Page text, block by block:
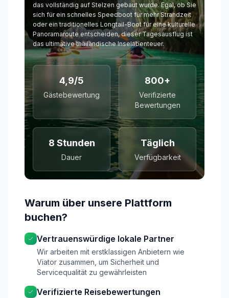
das vollständig auf Stelzen gebaut wurde. Egal, ob Sie
sich für ein schnelles Speedboot für mehr Strandzeit
oder ein traditionelles Longtail-Boot für eine kulturelle
Panoramaroute entscheiden, dieser Tagesausflug ist
das ultimative thailändische Inselabenteuer.
4,9/5
Gästebewertung
800+
Verifizierte
Bewertungen
8 Stunden
Dauer
Täglich
Verfügbarkeit
Warum über unsere Plattform
buchen?
Vertrauenswürdige lokale Partner
Wir arbeiten mit erstklassigen Anbietern wie
Viator zusammen, um Sicherheit und
Servicequalität zu gewährleisten
Verifizierte Reisebewertungen